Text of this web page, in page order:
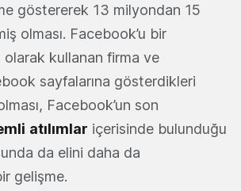
göstererek 13 milyondan 15
olması. Facebook’u bir
olarak kullanan firma ve
sayfalarına gösterdikleri
Facebook’un son
atılımlar içerisinde bulunduğu
da elini daha da
gelişme.